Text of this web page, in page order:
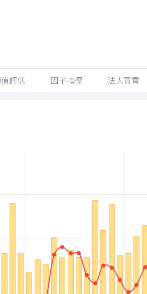
評估 因子指標 法人買賣